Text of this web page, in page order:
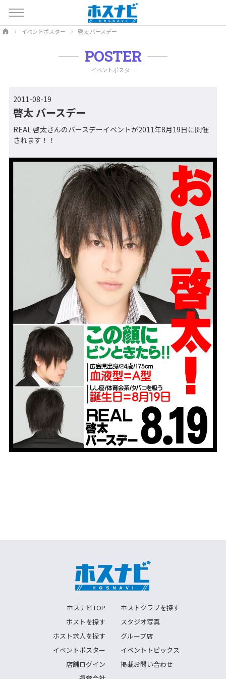
イベントポスター 啓太 バースデー
POSTER
イベントポスター
2011-08-19
啓太 バースデー
REAL 啓太さんのバースデーイベントが2011年8月19日に開催
されます！！
ホスナビTOP
ホストクラブを探す
ホストを探す
スタジオ写真
ホスト求人を探す
グループ店
イベントポスター
イベントトピックス
店舗ログイン
掲載お問い合わせ